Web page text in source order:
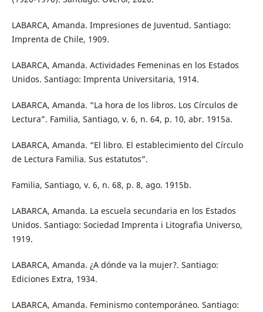
LABARCA, Amanda. Impresiones de Juventud. Santiago:
Imprenta de Chile, 1909.
LABARCA, Amanda. Actividades Femeninas en los Estados
Unidos. Santiago: Imprenta Universitaria, 1914.
LABARCA, Amanda. “La hora de los libros. Los Círculos de
Lectura”. Familia, Santiago, v. 6, n. 64, p. 10, abr. 1915a.
LABARCA, Amanda. “El libro. El establecimiento del Círculo
de Lectura Familia. Sus estatutos”.
Familia, Santiago, v. 6, n. 68, p. 8, ago. 1915b.
LABARCA, Amanda. La escuela secundaria en los Estados
Unidos. Santiago: Sociedad Imprenta i Litografìa Universo,
1919.
LABARCA, Amanda. ¿A dónde va la mujer?. Santiago:
Ediciones Extra, 1934.
LABARCA, Amanda. Feminismo contemporáneo. Santiago: